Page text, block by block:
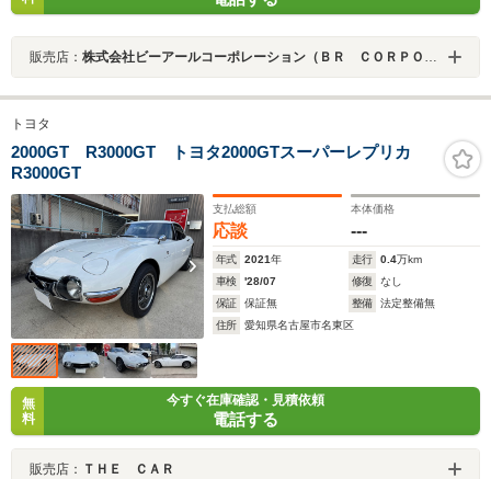
販売店： 株式会社ビーアールコーポレーション（ＢＲ ＣＯＲＰＯＲＡＴＩＯＮ）
トヨタ
2000GT R3000GT トヨタ2000GTスーパーレプリカ
R3000GT
支払総額
応談
本体価格
---
年式 2021年 走行 0.4万km
車検
'28/07 修復
なし
保証
保証無 整備
法定整備無
住所
愛知県名古屋市名東区
無
料
今すぐ在庫確認・見積依頼
電話する
販売店： ＴＨＥ ＣＡＲ